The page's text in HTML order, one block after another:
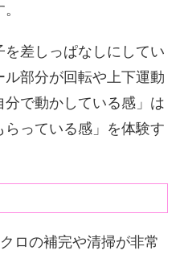
差しっぱなしにしてい
部分が回転や上下運動
で動かしている感」は
っている感」を体験す
ロの補完や清掃が非常